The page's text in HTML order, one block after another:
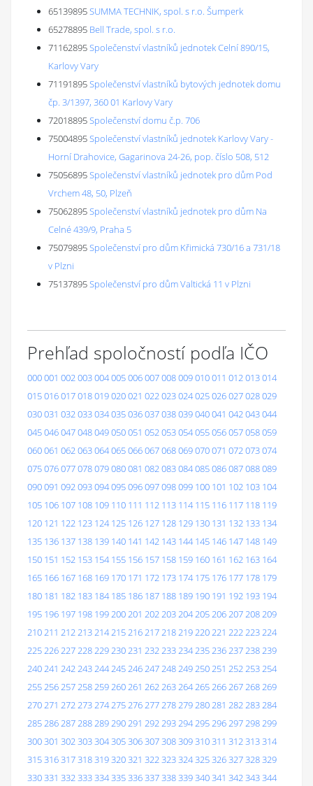
65139895SUMMA TECHNIK, spol. s r.o. Šumperk
65278895 Bell Trade, spol. s r.o.
71162895Společenství vlastníků jednotek Celní 890/15,
Karlovy Vary
71191895Společenství vlastníků bytových jednotek domu
čp. 3/1397, 360 01 Karlovy Vary
72018895Společenství domu č.p. 706
75004895Společenství vlastníků jednotek Karlovy Vary -
Horní Drahovice, Gagarinova 24-26, pop. číslo 508, 512
75056895Společenství vlastníků jednotek pro dům Pod
Vrchem 48, 50, Plzeň
75062895Společenství vlastníků jednotek pro dům Na
Celné 439/9, Praha 5
75079895Společenství pro dům Křimická 730/16 a 731/18
v Plzni
75137895Společenství pro dům Valtická 11 v Plzni
Prehľad spoločností podľa IČO
000001 002003004005006007008009010011 012013014
015016017018019020021 022023024025026027028029
030031 032033034035036037038039040041 042043044
045046047048049050051 052053054055056057058059
060061 062063064065066067068069070071 072073074
075076077078079080081 082083084085086087088089
090091 092093094095096097098099 100 101 102 103 104
105 106 107 108 109 110 111 112 113 114 115 116 117 118 119
120 121 122 123 124 125 126 127 128 129 130 131 132 133 134
135 136 137 138 139 140 141 142 143 144 145 146 147 148 149
150 151 152 153 154 155 156 157 158 159 160 161 162 163 164
165 166 167 168 169 170 171 172 173 174 175 176 177 178 179
180 181 182 183 184 185 186 187 188 189 190 191 192 193 194
195 196 197 198 199200201 202203204205206207208209
210211 212213214215216217218219220221 222223224
225226227228229230231 232233234235236237238239
240241 242243244245246247248249250251 252253254
255256257258259260261 262263264265266267268269
270271 272273274275276277278279280281 282283284
285286287288289290291 292293294295296297298299
300301 302303304305306307308309310311 312313314
315316317318319320321 322323324325326327328329
330331 332333334335336337338339340341 342343344